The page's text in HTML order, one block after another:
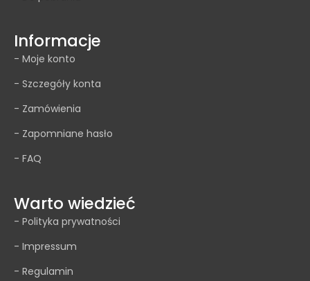
Informacje
- Moje konto
- Szczegóły konta
- Zamówienia
- Zapomniane hasło
- FAQ
Warto wiedzieć
- Polityka prywatności
- Impressum
- Regulamin